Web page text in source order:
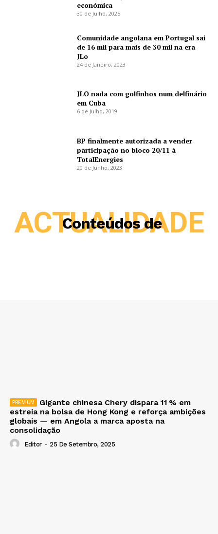
económica
30 de Julho, 2025
Comunidade angolana em Portugal sai
de 16 mil para mais de 30 mil na era
JLo
24 de Janeiro, 2023
JLO nada com golfinhos num delfinário
em Cuba
6 de Julho, 2019
BP finalmente autorizada a vender
participação no bloco 20/11 à
TotalEnergies
20 de Junho, 2023
Conteúdos de
ACTUALIDADE
Gigante chinesa Chery dispara 11 % em
estreia na bolsa de Hong Kong e reforça ambições
globais — em Angola a marca aposta na
consolidação
Editor - 25 De Setembro, 2025